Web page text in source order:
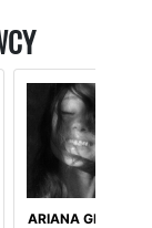
ARIANA GRANDE